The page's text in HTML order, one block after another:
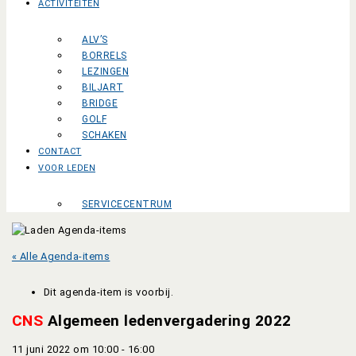
ACTIVITEITEN
ALV’S
BORRELS
LEZINGEN
BILJART
BRIDGE
GOLF
SCHAKEN
CONTACT
VOOR LEDEN
SERVICECENTRUM
« Alle Agenda-items
Dit agenda-item is voorbij.
CNS Algemeen ledenvergadering 2022
11 juni 2022 om 10:00 - 16:00